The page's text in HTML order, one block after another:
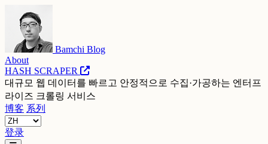
Bamchi Blog
About
HASH SCRAPER
대규모 웹 데이터를 빠르고 안정적으로 수집·가공하는 엔터프
라이즈 크롤링 서비스
博客 系列
登录